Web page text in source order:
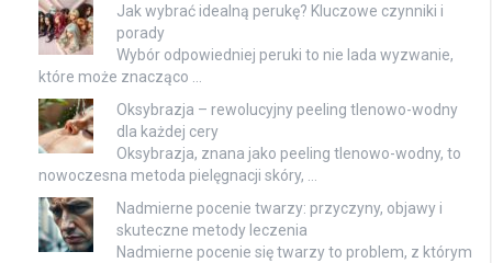
Jak wybrać idealną perukę? Kluczowe czynniki i
porady
Wybór odpowiedniej peruki to nie lada wyzwanie,
które może znacząco …
Oksybrazja – rewolucyjny peeling tlenowo-wodny
dla każdej cery
Oksybrazja, znana jako peeling tlenowo-wodny, to
nowoczesna metoda pielęgnacji skóry, …
Nadmierne pocenie twarzy: przyczyny, objawy i
skuteczne metody leczenia
Nadmierne pocenie się twarzy to problem, z którym